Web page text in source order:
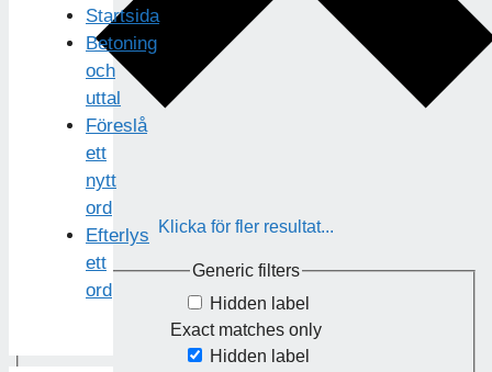
Klicka för fler resultat...
Generic filters
Hidden label
Exact matches only
Hidden label
Startsida
Betoning
och
uttal
Föreslå
ett
nytt
ord
Efterlys
ett
ord